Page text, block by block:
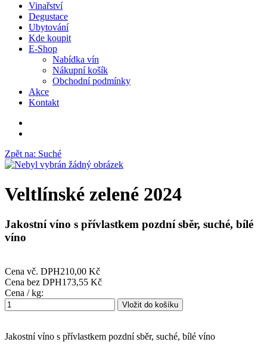
Vinařství
Degustace
Ubytování
Kde koupit
E-Shop
Nabídka vín
Nákupní košík
Obchodní podmínky
Akce
Kontakt
Zpět na: Suché
Veltlínské zelené 2024
Jakostní víno s přívlastkem pozdní sběr, suché, bílé
víno
Cena vč. DPH210,00 Kč
Cena bez DPH173,55 Kč
Cena / kg:
Jakostní víno s přívlastkem pozdní sběr, suché, bílé víno